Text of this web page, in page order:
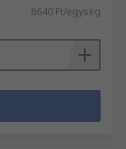
8640 Ft/egység